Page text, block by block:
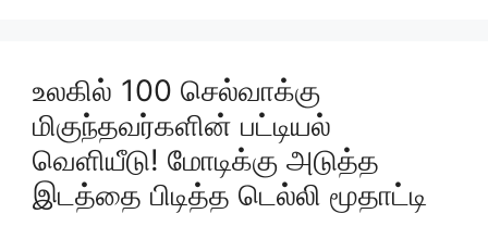
உலகில் 100 செல்வாக்கு
மிகுந்தவர்களின் பட்டியல்
வெளியீடு! மோடிக்கு அடுத்த
இடத்தை பிடித்த டெல்லி மூதாட்டி